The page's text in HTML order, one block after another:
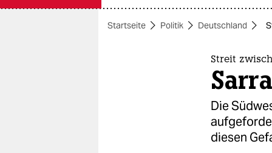
themen
Startseite Politik Deutschland
Streit
Die
diesen